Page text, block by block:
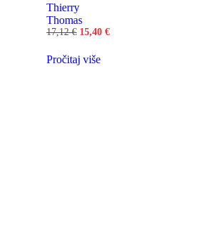
Thierry
Thomas
17,12€ 15,40 €
Pročitaj više